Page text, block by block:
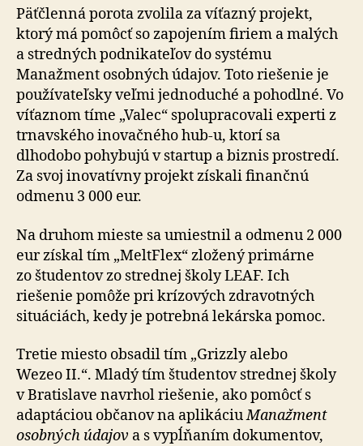
Päťčlenná porota zvolila za víťazný projekt,
ktorý má pomôcť so zapojením firiem a malých
a stredných podnikateľov do systému
Manažment osobných údajov. Toto riešenie je
používateľsky veľmi jednoduché a pohodlné. Vo
víťaznom tíme „Valec“ spolupracovali experti z
trnavského inovačného hub-u, ktorí sa
dlhodobo pohybujú v startup a biznis prostredí.
Za svoj inovatívny projekt získali finančnú
odmenu 3 000 eur.
Na druhom mieste sa umiestnil a odmenu 2 000
eur získal tím „MeltFlex“ zložený primárne
zo štu­den­tov zo strednej školy LEAF. Ich
riešenie pomôže pri krí­zo­vých zdravotných
situáciách, kedy je potrebná lekárska pomoc.
Tretie miesto obsadil tím „Grizzly alebo
Wezeo II.“. Mladý tím študentov strednej školy
v Bratislave navrhol riešenie, ako pomôcť s
adaptáciou občanov na aplikáciuManažment
osobných údajov a s vypĺňaním dokumentov,